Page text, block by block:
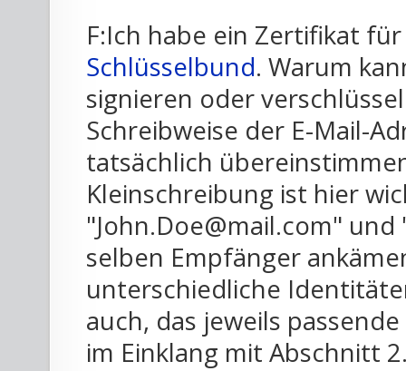
F:Ich habe ein Zertifikat
Schlüsselbund. Warum
signieren oder
Schreibweise der E-Mail-
tatsächlich
Kleinschreibung ist hier
"John.Doe@mail.com"
selben Empfänger
unterschiedliche
auch, das jeweils
im Einklang mit Abschnitt